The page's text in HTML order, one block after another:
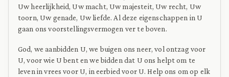
Uw heerlijkheid, Uw macht, Uw majesteit, Uw recht, Uw
toorn, Uw genade, Uw liefde. Al deze eigenschappen in U
gaan ons voorstellingsvermogen ver te boven.
God, we aanbidden U, we buigen ons neer, vol ontzag voor
U, voor wie U bent en we bidden dat U ons helpt om te
leven in vrees voor U, in eerbied voor U. Help ons om op elk